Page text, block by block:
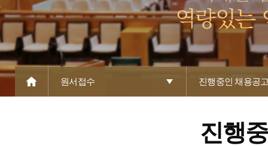
원서접수 진행중인 채용공
진행